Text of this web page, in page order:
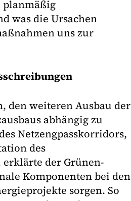
planmäßig
was die Ursachen
uns zur
den weiteren Ausbau der
abhängig zu
Netzengpasskorridors,
des
der Grünen-
Komponenten bei den
sorgen. So